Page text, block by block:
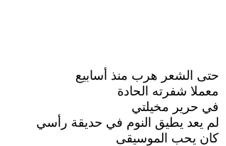
حتى الشعر هرب منذ أسابيع
معملا شفرته الحادة
في حرير مخيلتي
لم يعد يطيق النوم في حديقة رأسي
كان يحب الموسيقى